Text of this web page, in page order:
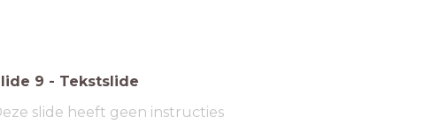
9 - Tekstslide
slide heeft geen instructies